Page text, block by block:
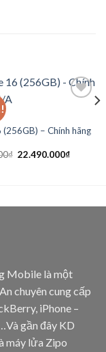
Add to
(256GB) – Chính hãng
₫ Giá
22.490.000₫Giá
Mobile là một
chuyên cung cấp
iPhone –
gần đây KD
máy lửa Zipo